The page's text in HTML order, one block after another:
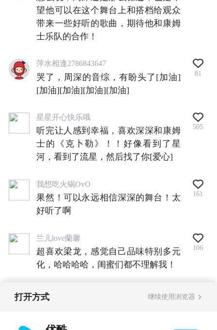
望他可以在这个舞台上和搭档给观众
带来一些好听的歌曲，期待他和康姆
士乐队的合作！
萍水相逢2786843647
哭了，周深的音综，有盼头了[加油]
[加油][加油][加油][加油]
81
星星开心快乐哦
听完让人感到幸福，喜欢深深和康姆
士的《克卜勒》！！好像看到了星
河，看到了流星，然后找了你[爱心]
505
我想吃火锅OvO
果然！可以永远相信深深的舞台！太
好听了啊
161
兰儿love蘭馨
超喜欢梁龙，感觉自己品味特别多元
化，哈哈哈哈，闺蜜们都不理解我！
106
打开方式 继续使用浏览器